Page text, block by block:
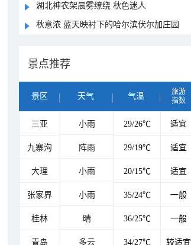
湖北神农架晨雾缭绕 秋色迷人
秋意浓 蓝天映衬下的哈尔滨伏尔加庄园
景点推荐
景区 天气 气温
旅游
指数
三亚 小雨 29/26℃ 适宜
九寨沟 阵雨 29/19℃ 适宜
大理 小雨 20/15℃ 适宜
张家界 小雨 35/24℃ 一般
桂林 晴 36/25℃ 一般
青岛 多云 34/27℃ 较适宜